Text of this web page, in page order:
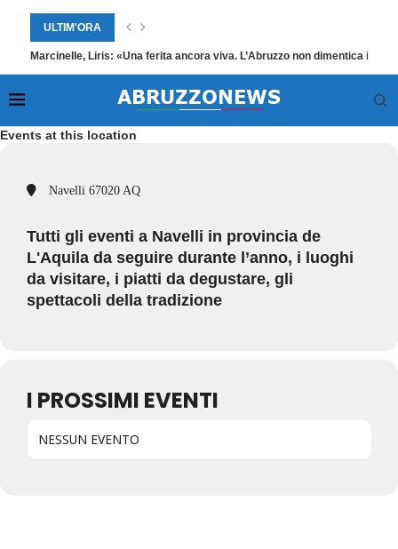
ULTIM'ORA
Marcinelle, Liris: «Una ferita ancora viva. L’Abruzzo non dimentica i suoi
Events at this location
Navelli 67020 AQ
Tutti gli eventi a Navelli in provincia de
L'Aquila da seguire durante l’anno, i luoghi
da visitare, i piatti da degustare, gli
spettacoli della tradizione
I PROSSIMI EVENTI
NESSUN EVENTO